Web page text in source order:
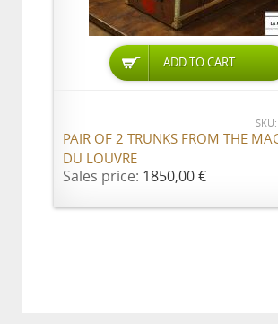
ADD TO CART
PAIR OF 2 TRUNKS FROM THE
DU LOUVRE
Sales price: 1850,00 €